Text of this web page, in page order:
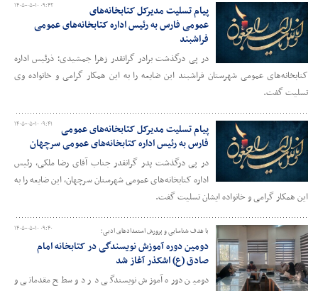
۱۴۰۵-۰۵-۱۰ ۰۹:۴۲
پیام تسلیت مدیرکل کتابخانه‌های
عمومی فارس به رئیس اداره کتابخانه‌های عمومی
فراشبند
در پی درگذشت برادر گرانقدر زهرا جمشیدی؛ ذرئیس اداره
کتابخانه‌های عمومی شهرستان فراشبند این ضایعه را به این همکار گرامی و خانواده وی
تسلیت گفت.
۱۴۰۵-۰۵-۱۰ ۰۹:۴۱
پیام تسلیت مدیرکل کتابخانه‌های عمومی
فارس به رئیس اداره کتابخانه‌های عمومی سرچهان
در پی درگذشت پدر گرانقدر جناب آقای رضا ملکی، رئیس
اداره کتابخانه‌های عمومی شهرستان سرچهان، این ضایعه را به
این همکار گرامی و خانواده ایشان تسلیت گفت.
۱۴۰۵-۰۵-۱۰ ۰۹:۴۰ با هدف شناسایی و پرورش استعدادهای ادبی؛
دومین دوره آموزش نویسندگی در کتابخانه امام
صادق (ع) اشکذر آغاز شد
دومین دوره آموزش نویسندگی در دو سطح مقدماتی و